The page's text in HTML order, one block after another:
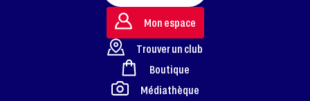
FOOTER
Mon espace
Trouver un club
Boutique
Médiathèque